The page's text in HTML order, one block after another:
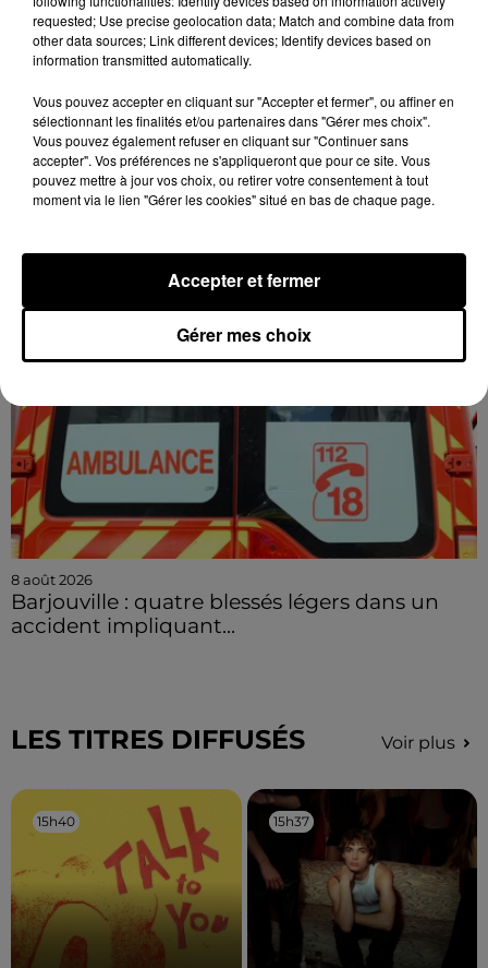
3h36
TIERCÉ - QUARTÉ - QUINTÉ PLUS - Les
Pronos de Nono
8 août 2026
Barjouville : quatre blessés légers dans un
accident impliquant...
LES TITRES DIFFUSÉS Voir plus
15h40
15h40 15h37
15h37
requested; Use precise geolocation data; Match and combine data from
other data sources; Link different devices; Identify devices based on
information transmitted automatically.
Vous pouvez accepter en cliquant sur "Accepter et fermer", ou affiner en
sélectionnant les finalités et/ou partenaires dans "Gérer mes choix".
Vous pouvez également refuser en cliquant sur "Continuer sans
accepter". Vos préférences ne s'appliqueront que pour ce site. Vous
pouvez mettre à jour vos choix, ou retirer votre consentement à tout
moment via le lien "Gérer les cookies" situé en bas de chaque page.
Gérer mes choix
Accepter et fermer